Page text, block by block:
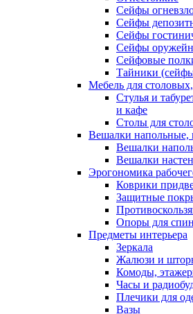
Сейфы
Сейфы
Сейфы
Сейфы
Сейфовые
Тайники
Мебель для
Стулья и
и кафе
Столы для
Вешалки напольные,
Вешалки
Вешалки
Эрогономика
Коврики
Защитные
Опоры для
Предметы интерьера
Зеркала
Жалюзи и
Комоды,
Часы и
Плечики для
Вазы